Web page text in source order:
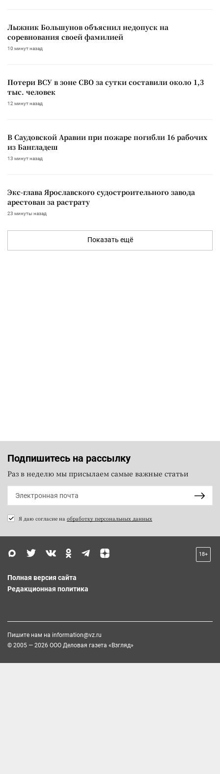
Лыжник Большунов объяснил недопуск на
соревнования своей фамилией
10 минут назад
Потери ВСУ в зоне СВО за сутки составили около 1,3
тыс. человек
12 минут назад
В Саудовской Аравии при пожаре погибли 16 рабочих
из Бангладеш
13 минут назад
Экс-глава Ярославского судостроительного завода
арестован за растрату
23 минуты назад
Показать ещё
Подпишитесь на рассылку
Раз в неделю мы присылаем самые важные статьи
Я даю согласие на обработку персональных данных
18+
Полная версия сайта
Редакционная политика
Пишите нам на information@vz.ru
© 2005 — 2026 ООО Деловая газета «Взгляд»